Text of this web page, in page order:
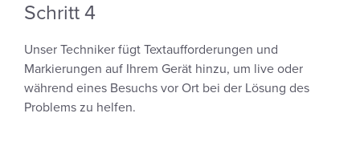
Schritt 4
Unser Techniker fügt Textaufforderungen und
Markierungen auf Ihrem Gerät hinzu, um live oder
während eines Besuchs vor Ort bei der Lösung des
Problems zu helfen.